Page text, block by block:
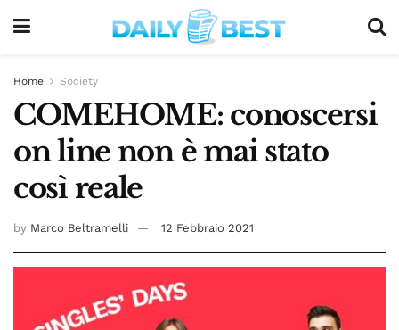
Home Society
COMEHOME: conoscersi
on line non è mai stato
così reale
by Marco Beltramelli 12 Febbraio 2021